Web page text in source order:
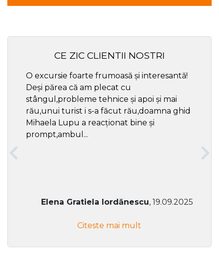
CE ZIC CLIENTII NOSTRI
O excursie foarte frumoasă și interesantă!
Deși părea că am plecat cu
stângul,probleme tehnice și apoi și mai
rău,unui turist i s-a făcut rău,doamna ghid
Mihaela Lupu a reacționat bine și
prompt,ambul...
Elena Gratiela Iordănescu, 19.09.2025
Citeste mai mult